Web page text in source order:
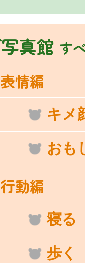
真館 す
表情編
キメ
おも
行動編
寝る
歩く